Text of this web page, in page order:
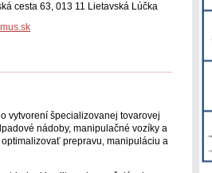
cesta 63, 013 11 Lietavská Lúčka
vytvorení špecializovanej tovarovej
nádoby, manipulačné vozíky a
prepravu, manipuláciu a